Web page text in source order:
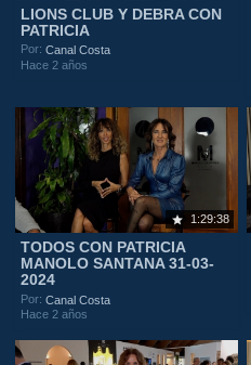
LIONS CLUB Y DEBRA CON
PATRICIA
Por:Canal Costa
Hace 2 años
1:29:38
TODOS CON PATRICIA
MANOLO SANTANA 31-03-
2024
Por:Canal Costa
Hace 2 años